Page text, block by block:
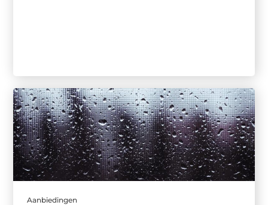
Aanbiedingen